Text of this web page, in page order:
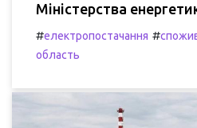
Міністерства
#електропостачання #
область